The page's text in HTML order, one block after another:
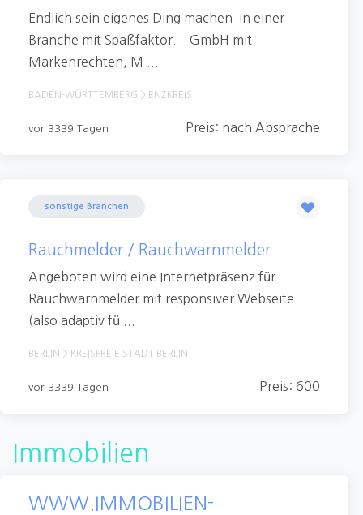
Endlich sein eigenes Ding machen  in einer
Branche mit Spaßfaktor. GmbH mit
Markenrechten, M ...
BADEN-WÜRTTEMBERG > ENZKREIS
vor 3339 Tagen Preis: nach Absprache
sonstige Branchen
Rauchmelder / Rauchwarnmelder
Angeboten wird eine Internetpräsenz für
Rauchwarnmelder mit responsiver Webseite
(also adaptiv fü ...
BERLIN > KREISFREIE STADT BERLIN
vor 3339 Tagen Preis: 600
Immobilien
WWW.IMMOBILIEN-